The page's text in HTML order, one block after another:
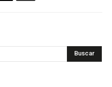
Buscar